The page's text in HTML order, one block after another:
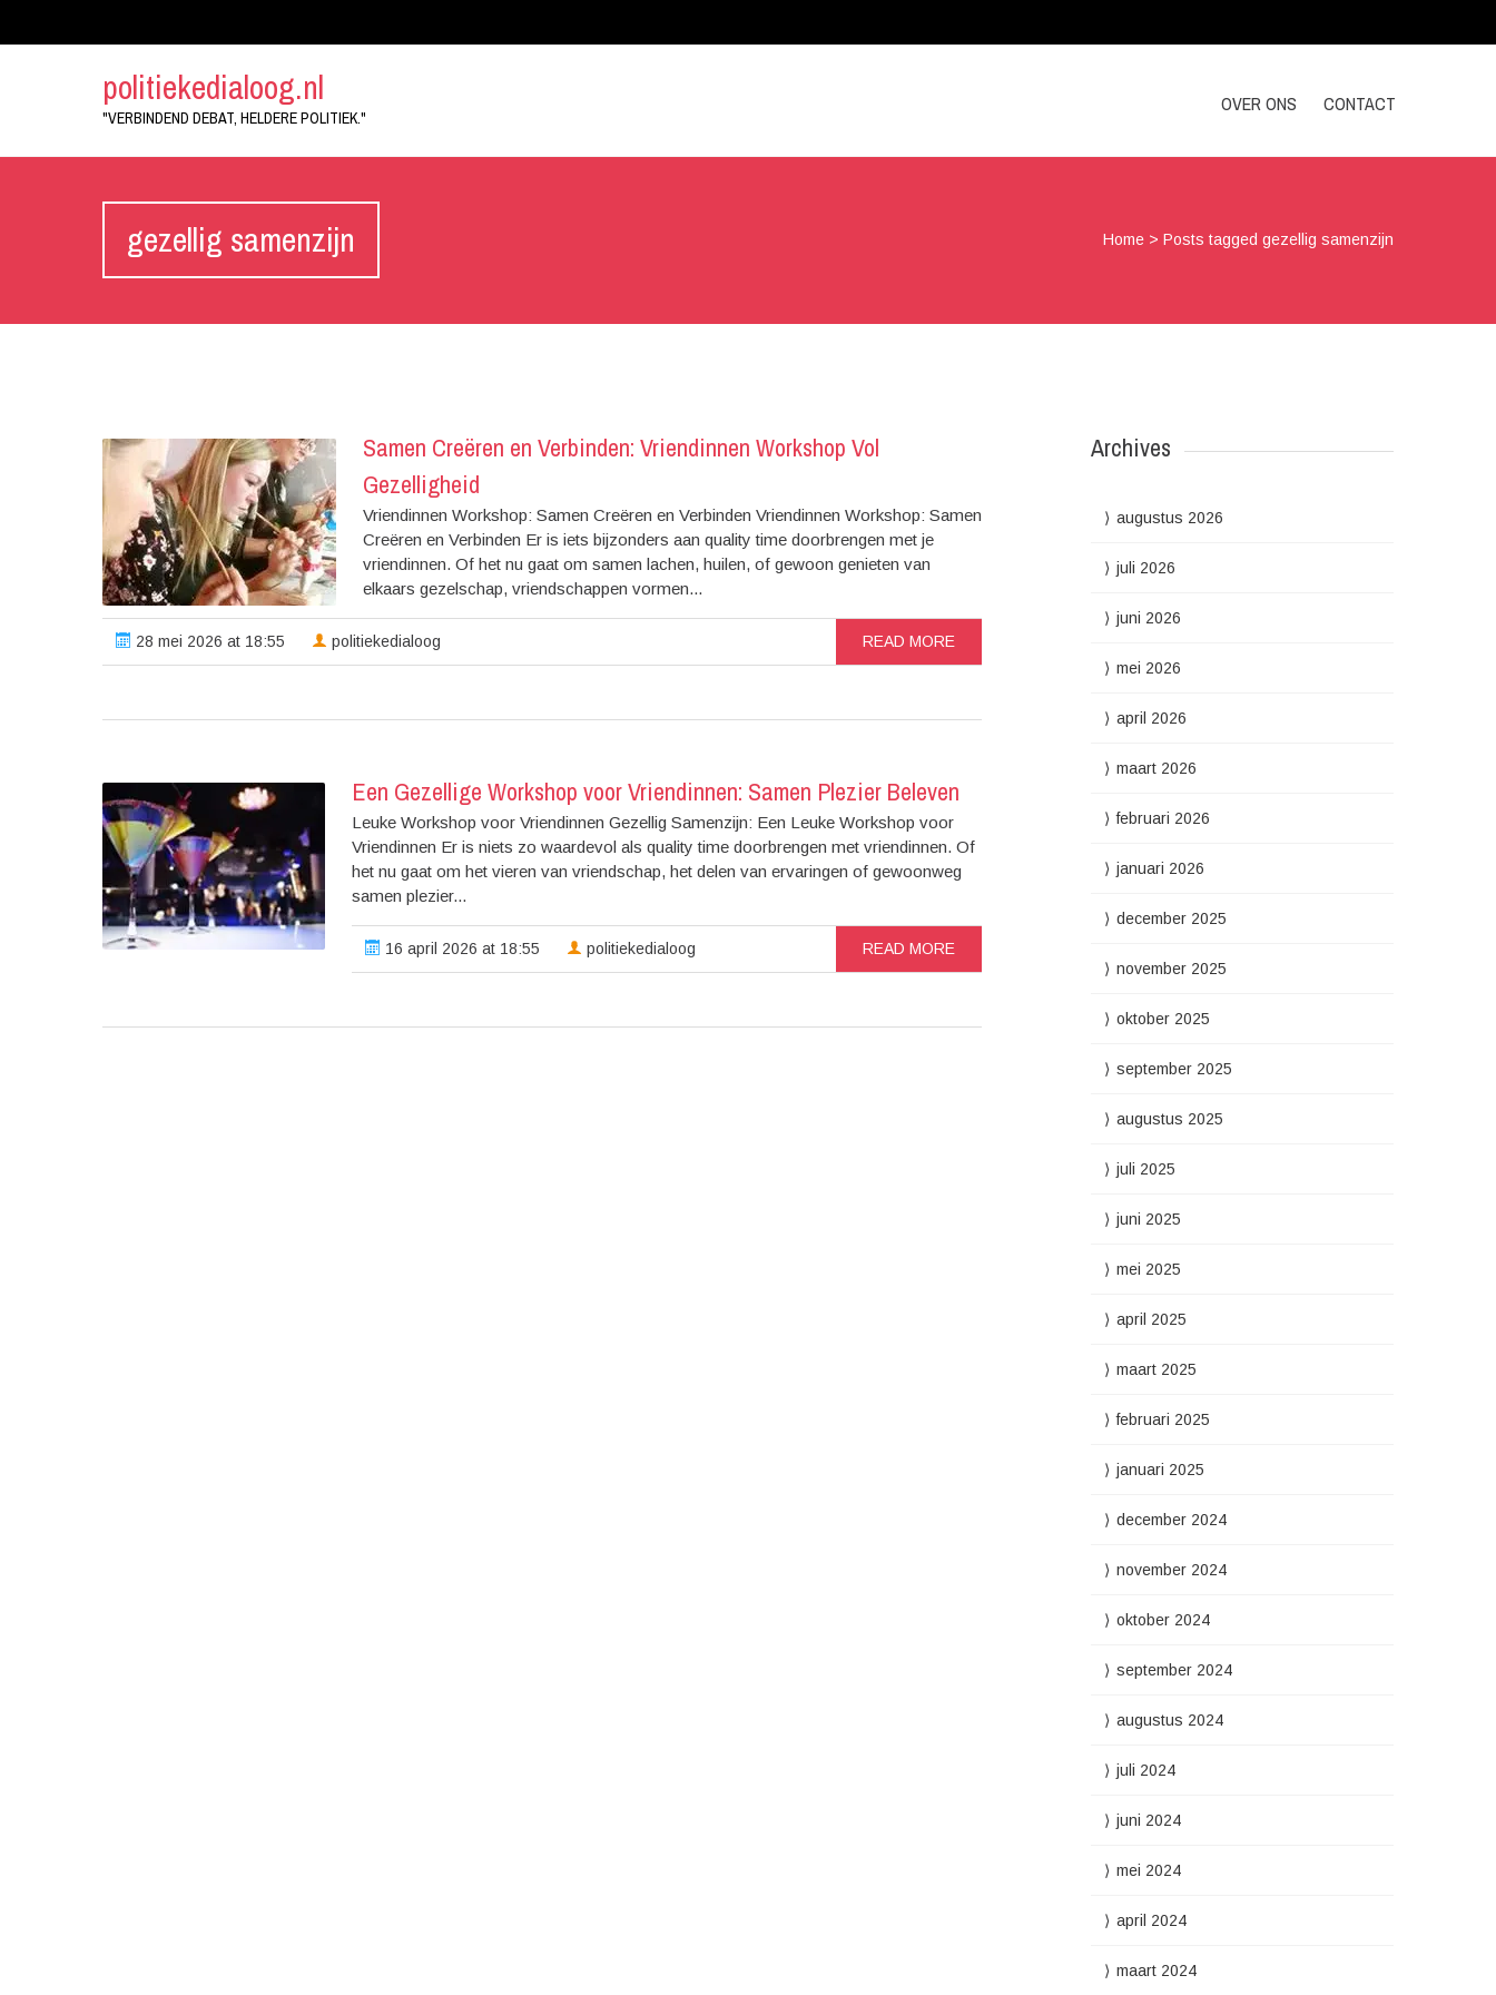
politiekedialoog.nl
"VERBINDEND DEBAT, HELDERE POLITIEK."
OVER ONS CONTACT
gezellig samenzijn Home >Posts tagged gezellig samenzijn
Samen Creëren en Verbinden: Vriendinnen Workshop Vol
Gezelligheid
Vriendinnen Workshop: Samen Creëren en Verbinden Vriendinnen Workshop: Samen
Creëren en Verbinden Er is iets bijzonders aan quality time doorbrengen met je
vriendinnen. Of het nu gaat om samen lachen, huilen, of gewoon genieten van
elkaars gezelschap, vriendschappen vormen...
28 mei 2026 at 18:55 politiekedialoog READ MORE
Een Gezellige Workshop voor Vriendinnen: Samen Plezier Beleven
Leuke Workshop voor Vriendinnen Gezellig Samenzijn: Een Leuke Workshop voor
Vriendinnen Er is niets zo waardevol als quality time doorbrengen met vriendinnen. Of
het nu gaat om het vieren van vriendschap, het delen van ervaringen of gewoonweg
samen plezier...
16 april 2026 at 18:55 politiekedialoog READ MORE
Archives
augustus 2026
juli 2026
juni 2026
mei 2026
april 2026
maart 2026
februari 2026
januari 2026
december 2025
november 2025
oktober 2025
september 2025
augustus 2025
juli 2025
juni 2025
mei 2025
april 2025
maart 2025
februari 2025
januari 2025
december 2024
november 2024
oktober 2024
september 2024
augustus 2024
juli 2024
juni 2024
mei 2024
april 2024
maart 2024